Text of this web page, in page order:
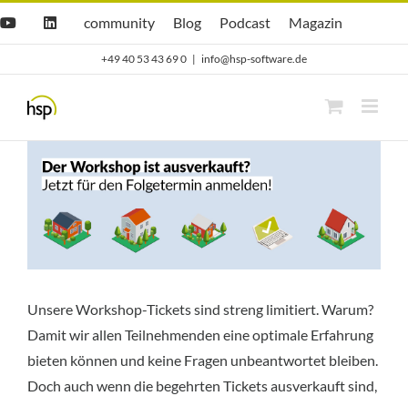
YouTubeLinkedIn
Hsp
community
community
hsp
Blog
Blog Opti.Cast
Podcast Opti.Mag
Magazin
+49 40 53 43 69 0 | info@hsp-software.de
Unsere Workshop-Tickets sind streng limitiert. Warum?
Damit wir allen Teilnehmenden eine optimale Erfahrung
bieten können und keine Fragen unbeantwortet bleiben.
Doch auch wenn die begehrten Tickets ausverkauft sind,